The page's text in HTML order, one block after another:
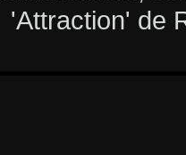
'Attraction' de